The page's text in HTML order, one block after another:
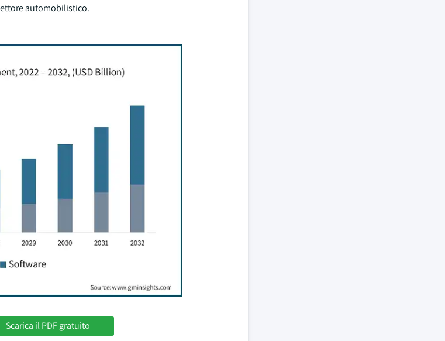
automobilistico.
Scarica il PDF gratuito